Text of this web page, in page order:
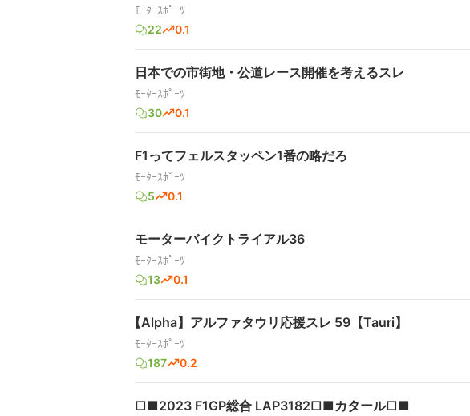
ﾓｰﾀｰｽﾎﾟｰﾂ
22
0.1
日本での市街地・公道レース開催を考えるスレ
ﾓｰﾀｰｽﾎﾟｰﾂ
30
0.1
F1ってフェルスタッペン1番の略だろ
ﾓｰﾀｰｽﾎﾟｰﾂ
5
0.1
モーターバイクトライアル36
ﾓｰﾀｰｽﾎﾟｰﾂ
13
0.1
【Alpha】アルファタウリ応援スレ 59【Tauri】
ﾓｰﾀｰｽﾎﾟｰﾂ
187
0.2
□■2023 F1GP総合 LAP3182□■カタール□■